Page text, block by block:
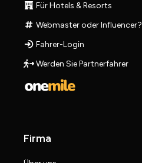
Für Hotels & Resorts
Webmaster oder Influencer?
Fahrer-Login
Werden Sie Partnerfahrer
Firma